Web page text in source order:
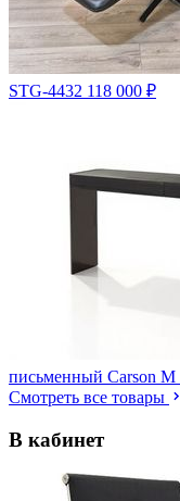
STG-4432 118 000 ₽
письменный Carson M
Смотреть все товары
В кабинет